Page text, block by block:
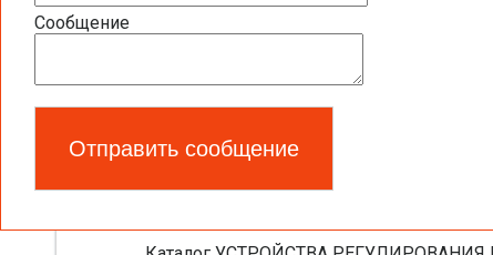
Сообщение Каталог ЭЛЕКТРОПРИВОДЫ ДЛЯ
Новое поколение электроприводов
Запорно-регулирующая арматура
Брошюра ПОЛНАЯ НОМЕНКЛАТУРА